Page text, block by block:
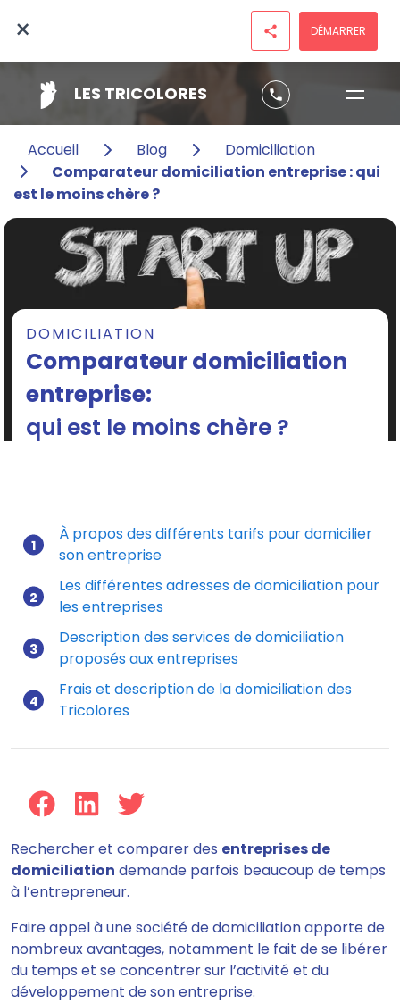
LES TRICOLORES phone
× share DÉMARRER
Accueil Blog
Domiciliation
Comparateur domiciliation entreprise : qui
est le moins chère ?
DOMICILIATION
Comparateur domiciliation
entreprise:
qui est le moins chère ?
Mis à jour le 13/07/2026
À propos des différents tarifs pour domicilier
son entreprise
Les différentes adresses de domiciliation pour
les entreprises
Description des services de domiciliation
proposés aux entreprises
Frais et description de la domiciliation des
Tricolores
Rechercher et comparer des entreprises de
domiciliation demande parfois beaucoup de temps
à l’entrepreneur.
Faire appel à une société de domiciliation apporte de
nombreux avantages, notamment le fait de se libérer
du temps et se concentrer sur l’activité et du
développement de son entreprise.